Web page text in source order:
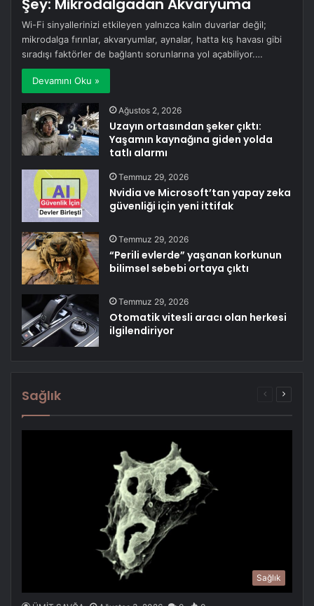
Şey: Mikrodalgadan Akvaryuma
Wi-Fi sinyallerinizi etkileyen yalnızca kalın duvarlar değil;
mikrodalga fırınlar, akvaryumlar, aynalar, hatta kış havası gibi
sıradışı faktörler de bağlantı sorunlarına yol açabiliyor.…
Devamını Oku »
Ağustos 2, 2026
Uzayın ortasından şeker çıktı:
Yaşamın kaynağına giden yolda
tatlı alarmı
Temmuz 29, 2026
Nvidia ve Microsoft’tan yapay zeka
güvenliği için yeni ittifak
Temmuz 29, 2026
“Perili evlerde” yaşanan korkunun
bilimsel sebebi ortaya çıktı
Temmuz 29, 2026
Otomatik vitesli aracı olan herkesi
ilgilendiriyor
Sağlık
ÖncekiSonraki
Sağlık